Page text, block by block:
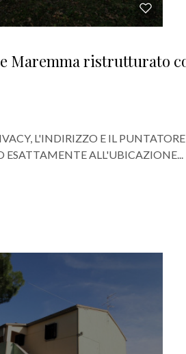
Maremma ristrutturato
L'INDIRIZZO E IL
ESATTAMENTE ALL'UBICAZIONE...